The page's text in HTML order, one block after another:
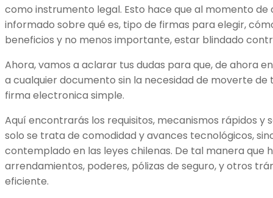
como instrumento legal. Esto hace que al momento
informado sobre qué es, tipo de firmas para elegir,
beneficios y no menos importante, estar blindado
Ahora, vamos a aclarar tus dudas para que, de ahora
a cualquier documento sin la necesidad de moverte de
firma electronica simple.
Aquí encontrarás los requisitos, mecanismos rápidos y
solo se trata de comodidad y avances tecnológicos,
contemplado en las leyes chilenas. De tal manera que
arrendamientos, poderes, pólizas de seguro, y otros
eficiente.